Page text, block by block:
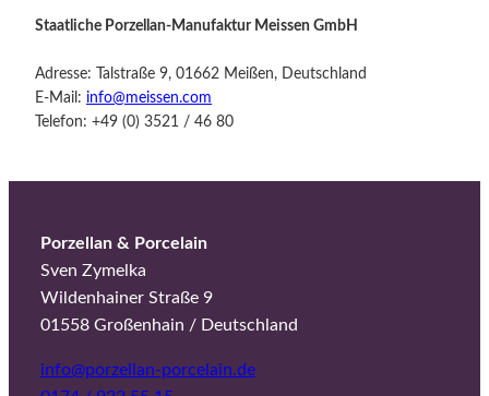
Staatliche Porzellan-Manufaktur Meissen GmbH
Adresse: Talstraße 9, 01662 Meißen, Deutschland
E-Mail: info@meissen.com
Telefon: +49 (0) 3521 / 46 80
Porzellan & Porcelain
Sven Zymelka
Wildenhainer Straße 9
01558 Großenhain / Deutschland
info@porzellan-porcelain.de